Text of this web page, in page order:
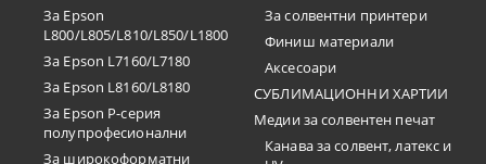
За Epson
L800/L805/L810/L850/L1800
За Epson L7160/L7180
За Epson L8160/L8180
За Epson P-серия
полупрофесионални
За широкоформатни
За солвентни принтери
Финиш материали
Аксесоари
СУБЛИМАЦИОННИ ХАРТИИ
Медии за солвентен печат
Канава за солвент, латекс и